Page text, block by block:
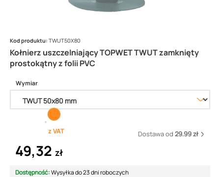
Kołnierz uszczelniający TOPWET TWUT zamknięty
prostokątny z folii PVC
Kod produktu: TWUT50X80
Wymiar
z VAT Dostawa od 29.99 zł
49,32 zł
Dostępność:Wysyłka do 23 dni roboczych